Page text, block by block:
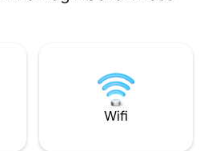
voor dagelijkse
bakkerij,
in rekening te
te betalen op de
Wifi